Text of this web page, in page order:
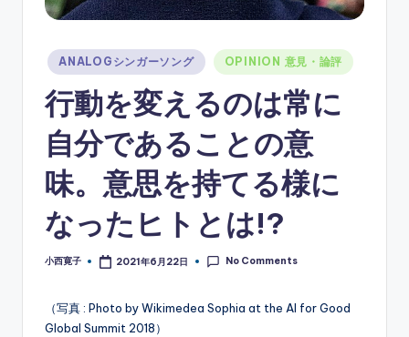
Posted
in
ANALOGシンガーソング OPINION 意見・論評
行動を変えるのは常に
自分であることの意
味。意思を持てる様に
なったヒトとは!?
Posted
小西寛子 2021年6月22日 No Comments
（写真 : Photo by Wikimedea Sophia at the AI for Good
Global Summit 2018）